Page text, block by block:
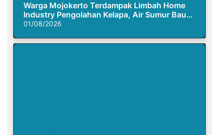
Warga Mojokerto Terdampak Limbah Home
Industry Pengolahan Kelapa, Air Sumur Bau
Busuk
01/08/2026